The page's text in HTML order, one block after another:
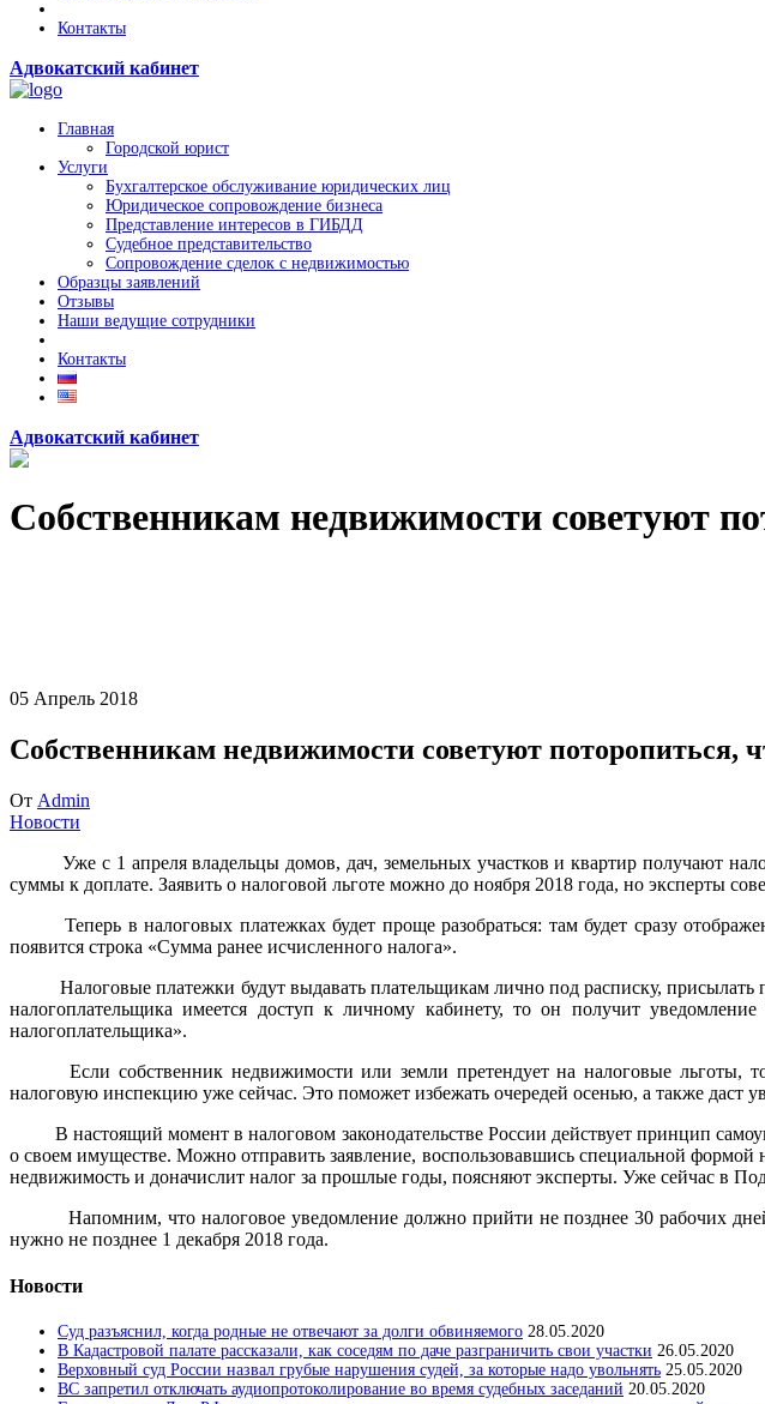
Контакты
Адвокатский кабинет
Главная
Городской юрист
Услуги
Бухгалтерское обслуживание юридических лиц
Юридическое сопровождение бизнеса
Представление интересов в ГИБДД
Судебное представительство
Сопровождение сделок с недвижимостью
Образцы заявлений
Отзывы
Наши ведущие сотрудники
Контакты
Адвокатский кабинет
Собственникам недвижимости советуют
05 Апрель 2018
Собственникам недвижимости советуют поторопиться,
От Admin
Новости
Уже с 1 апреля владельцы домов, дач, земельных участков и квартир получают
суммы к доплате. Заявить о налоговой льготе можно до ноября 2018 года, но эксперты
Теперь в налоговых платежках будет проще разобраться: там будет сразу
появится строка «Сумма ранее исчисленного налога».
Налоговые платежки будут выдавать плательщикам лично под расписку,
налогоплательщика имеется доступ к личному кабинету, то он получит
налогоплательщика».
Если собственник недвижимости или земли претендует на налоговые льготы,
налоговую инспекцию уже сейчас. Это поможет избежать очередей осенью, а также даст
В настоящий момент в налоговом законодательстве России действует принцип
о своем имуществе. Можно отправить заявление, воспользовавшись специальной
недвижимость и доначислит налог за прошлые годы, поясняют эксперты. Уже сейчас в
Напомним, что налоговое уведомление должно прийти не позднее 30 рабочих
нужно не позднее 1 декабря 2018 года.
Новости
Суд разъяснил, когда родные не отвечают за долги обвиняемого 28.05.2020
В Кадастровой палате рассказали, как соседям по даче разграничить свои участки 26.05.2020
Верховный суд России назвал грубые нарушения судей, за которые надо увольнять 25.05.2020
ВС запретил отключать аудиопротоколирование во время судебных заседаний 20.05.2020